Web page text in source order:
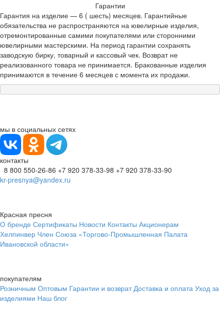
Гарантии
Гарантия на изделие — 6 ( шесть) месяцев. Гарантийные
обязательства не распространяются на ювелирные изделия,
отремонтированные самими покупателями или сторонними
ювелирными мастерскими. На период гарантии сохранять
заводскую бирку, товарный и кассовый чек. Возврат не
реализованного товара не принимается. Бракованные изделия
принимаются в течение 6 месяцев с момента их продажи.
мы в социальных сетях
контакты
8 800 550-26-86 +7 920 378-33-98 +7 920 378-33-90
kr-presnya@yandex.ru
Красная пресня
О бренде Сертификаты Новости Контакты Акционерам
Хелпинвер Член Союза «Торгово-Промышленная Палата
Ивановской области»
покупателям
Розничным Оптовым Гарантии и возврат Доставка и оплата Уход за
изделиями Наш блог